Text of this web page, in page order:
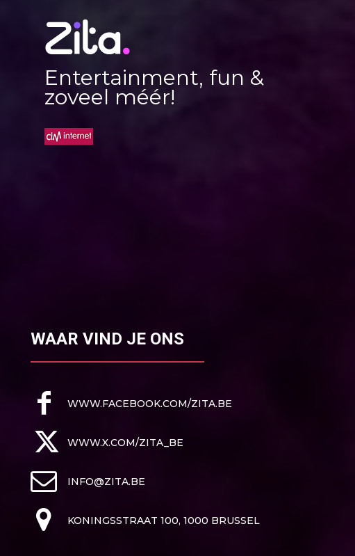
Entertainment, fun &
zoveel méér!
WAAR VIND JE ONS
WWW.FACEBOOK.COM/ZITA.BE
WWW.X.COM/ZITA_BE
INFO@ZITA.BE
KONINGSSTRAAT 100, 1000 BRUSSEL